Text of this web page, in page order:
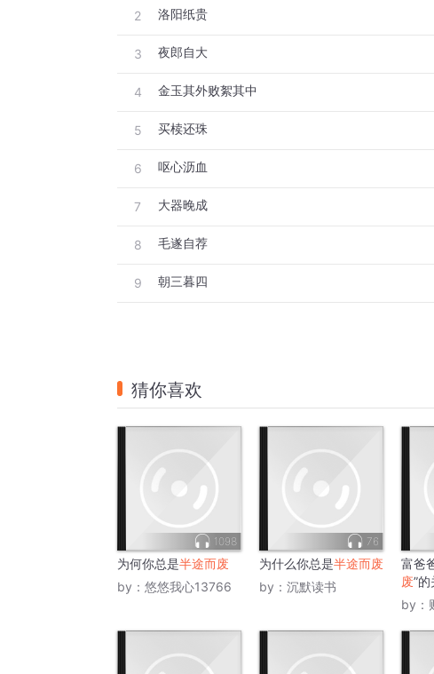
2 洛阳纸贵
3 夜郎自大
4 金玉其外败絮其中
5 买椟还珠
6 呕心沥血
7 大器晚成
8 毛遂自荐
9 朝三暮四
猜你喜欢
1098
为何你总是半途而废
by： 悠悠我心13766
76
为什么你总是半途而废
by： 沉默读书
富爸
废”
by：